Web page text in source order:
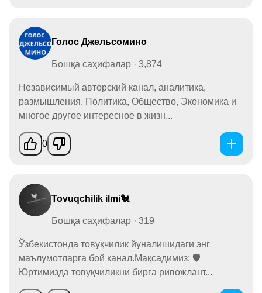
Голос Джельсомино
Бошқа саҳифалар · 3,874
Независимый авторский канал, аналитика,
размышления. Политика, Общество, Экономика и
многое другое интересное в жизн...
0
Tovuqchilik ilmi🐔
Бошқа саҳифалар · 319
Ўзбекистонда товуқчилик йуналишидаги энг
маълумотларга бой канал.Мақсадимиз: 🛡
Юртимизда товуқчиликни бирга ривожлант...